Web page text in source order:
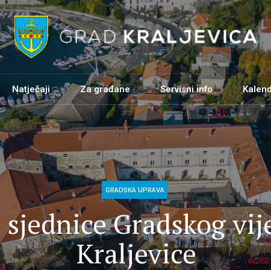
Gradski vijećnici
Sjednice Gradskog vijeća
Odbori i povjerenstva
Mjesna samouprava
Natječaji Za građane Servisni info
GRADSKA UPRAVA
Gradskog
Kraljevice